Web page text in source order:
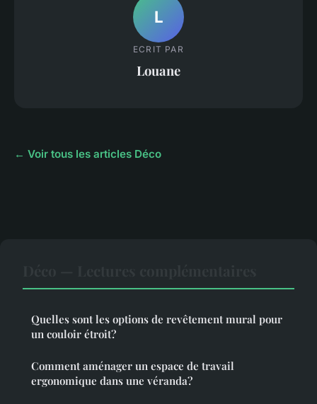
L
ECRIT PAR
Louane
← Voir tous les articles Déco
Quelles sont les options de revêtement mural pour
un couloir étroit?
Comment aménager un espace de travail
ergonomique dans une véranda?